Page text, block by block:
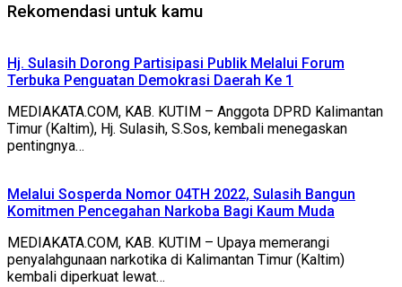
Rekomendasi untuk kamu
Hj. Sulasih Dorong Partisipasi Publik Melalui Forum
Terbuka Penguatan Demokrasi Daerah Ke 1
MEDIAKATA.COM, KAB. KUTIM – Anggota DPRD Kalimantan
Timur (Kaltim), Hj. Sulasih, S.Sos, kembali menegaskan
pentingnya…
Melalui Sosperda Nomor 04TH 2022, Sulasih Bangun
Komitmen Pencegahan Narkoba Bagi Kaum Muda
MEDIAKATA.COM, KAB. KUTIM – Upaya memerangi
penyalahgunaan narkotika di Kalimantan Timur (Kaltim)
kembali diperkuat lewat…